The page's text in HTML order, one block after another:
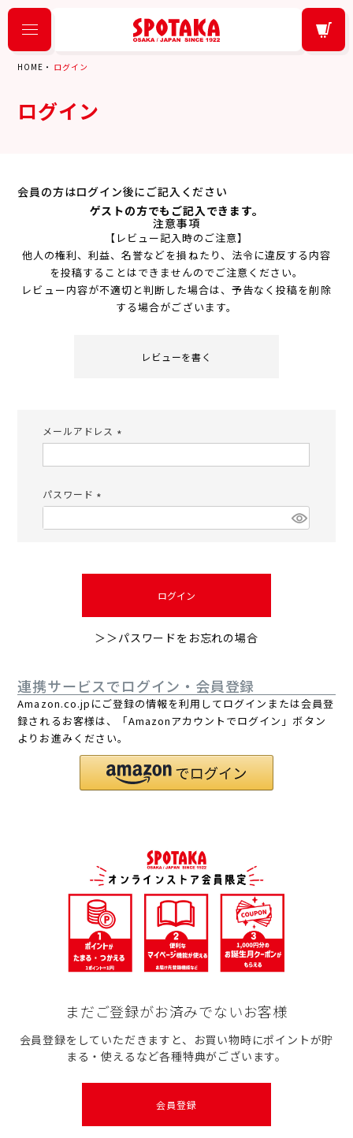
HOME ログイン
ログイン
会員の方はログイン後にご記入ください
ゲストの方でもご記入できます。
注意事項
【レビュー記入時のご注意】
他人の権利、利益、名誉などを損ねたり、法令に違反する内容
を投稿することはできませんのでご注意ください。
レビュー内容が不適切と判断した場合は、予告なく投稿を削除
する場合がございます。
レビューを書く
メールアドレス
須)
パスワード
須)
ログイン
＞＞パスワードをお忘れの場合
連携サービスでログイン・会員登録
Amazon.co.jpにご登録の情報を利用してログインまたは会員登
録されるお客様は、「Amazonアカウントでログイン」ボタン
よりお進みください。
まだご登録がお済みでないお客様
会員登録をしていただきますと、お買い物時にポイントが貯
まる・使えるなど各種特典がございます。
会員登録